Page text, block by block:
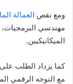
ومع نقص العمالة
مهندسي البرمجيات،
الميكانيكيين.
كما يزداد الطلب
مع التوجه الرقمي